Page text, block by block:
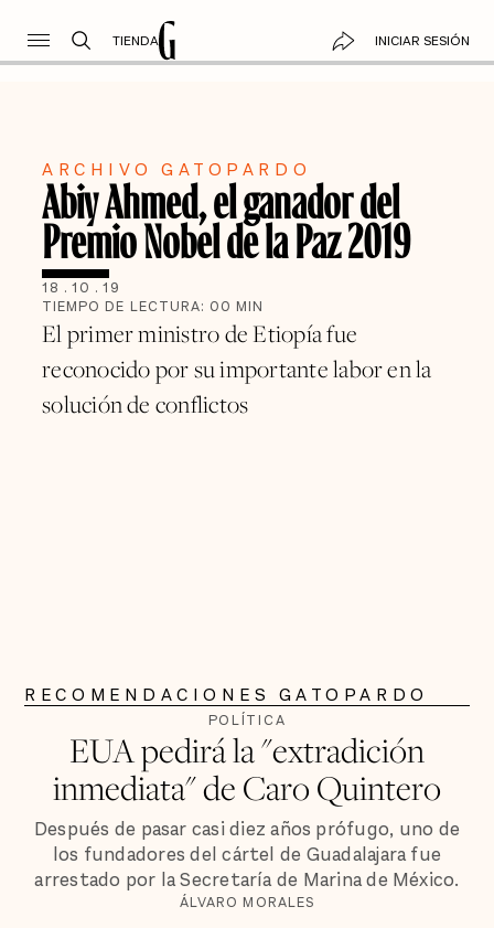
TIENDA INICIAR SESIÓN
ARCHIVO GATOPARDO
Abiy Ahmed, el ganador del
Premio Nobel de la Paz 2019
18 . 10 . 19
TIEMPO DE LECTURA: 00 MIN
El primer ministro de Etiopía fue
reconocido por su importante labor en la
solución de conflictos
RECOMENDACIONES GATOPARDO
POLÍTICA
EUA pedirá la "extradición
inmediata" de Caro Quintero
Después de pasar casi diez años prófugo, uno de
los fundadores del cártel de Guadalajara fue
arrestado por la Secretaría de Marina de México.
ÁLVARO MORALES